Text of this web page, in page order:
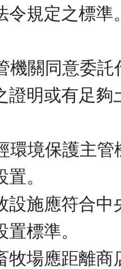
令規定之標準
關同意委託
證明或有足夠
境保護主管
。
設施應符合中
標準。
牧場應距離商